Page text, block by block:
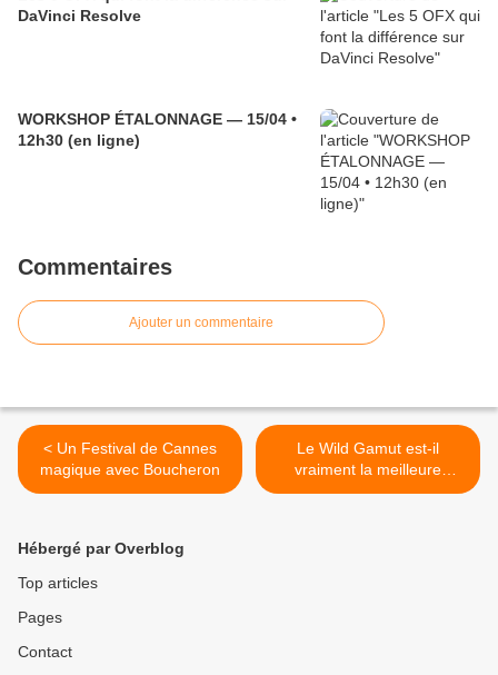
DaVinci Resolve
WORKSHOP ÉTALONNAGE — 15/04 •
12h30 (en ligne)
Commentaires
Ajouter un commentaire
< Un Festival de Cannes
magique avec Boucheron
Le Wild Gamut est-il
vraiment la meilleure
solution pour vos projets ?
Hébergé par Overblog
Top articles
Pages
Contact